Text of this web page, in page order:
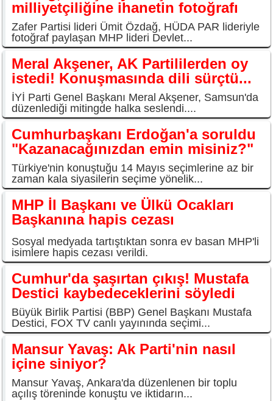
milliyetçiliğine ihanetin fotoğrafı
Zafer Partisi lideri Ümit Özdağ, HÜDA PAR lideriyle
fotoğraf paylaşan MHP lideri Devlet...
Meral Akşener, AK Partililerden oy
istedi! Konuşmasında dili sürçtü...
İYİ Parti Genel Başkanı Meral Akşener, Samsun'da
düzenlediği mitingde halka seslendi....
Cumhurbaşkanı Erdoğan'a soruldu
"Kazanacağınızdan emin misiniz?"
Türkiye'nin konuştuğu 14 Mayıs seçimlerine az bir
zaman kala siyasilerin seçime yönelik...
MHP İl Başkanı ve Ülkü Ocakları
Başkanına hapis cezası
Sosyal medyada tartıştıktan sonra ev basan MHP'li
isimlere hapis cezası verildi.
Cumhur'da şaşırtan çıkış! Mustafa
Destici kaybedeceklerini söyledi
Büyük Birlik Partisi (BBP) Genel Başkanı Mustafa
Destici, FOX TV canlı yayınında seçimi...
Mansur Yavaş: Ak Parti'nin nasıl
içine siniyor?
Mansur Yavaş, Ankara'da düzenlenen bir toplu
açılış töreninde konuştu ve iktidarın...